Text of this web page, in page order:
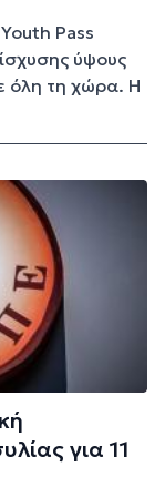
Pass
ύψους
όλη τη χώρα. Η
για 11